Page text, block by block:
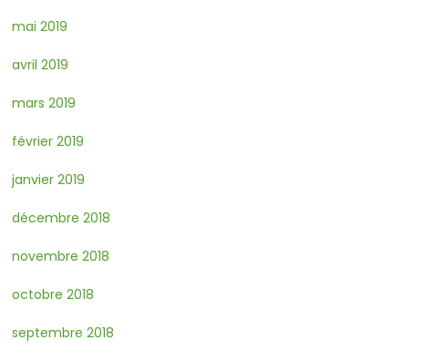
mai 2019
avril 2019
mars 2019
février 2019
janvier 2019
décembre 2018
novembre 2018
octobre 2018
septembre 2018